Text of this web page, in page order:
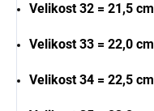
Velikost 32 = 21,5 cm
Velikost 33 = 22,0 cm
Velikost 34 = 22,5 cm